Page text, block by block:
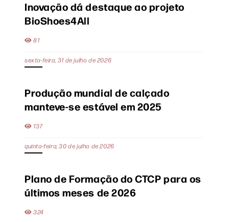
Inovação dá destaque ao projeto
BioShoes4All
81
sexta-feira, 31 de julho de 2026
Produção mundial de calçado
manteve-se estável em 2025
137
quinta-feira, 30 de julho de 2026
Plano de Formação do CTCP para os
últimos meses de 2026
324